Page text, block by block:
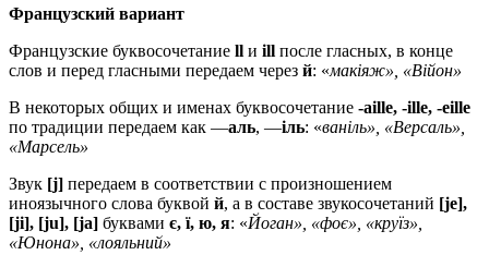
Французский вариант
Французские буквосочетание ll и ill после гласных, в конце
слов и перед гласными передаем через й: «макіяж», «Війон»
В некоторых общих и именах буквосочетание -aille, -ille, -eille
по традиции передаем как —аль, —іль: «ваніль», «Версаль»,
«Марсель»
Звук [j] передаем в соответствии с произношением
иноязычного слова буквой й, а в составе звукосочетаний [je],
[ji], [ju], [ja] буквами є, ї, ю, я: «Йоган», «фоє», «круїз»,
«Юнона», «лояльний»